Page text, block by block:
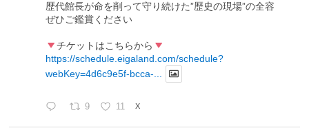
歴代館長が命を削って守り続けた”歴史の現場”の全容
ぜひご鑑賞ください
チケットはこちらから
https://schedule.eigaland.com/schedule?
webKey=4d6c9e5f-bcca-...
9 11 X